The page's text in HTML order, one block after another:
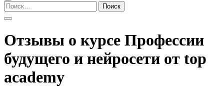
Найти:
Отзывы о курсе Профессии
будущего и нейросети от top
academy